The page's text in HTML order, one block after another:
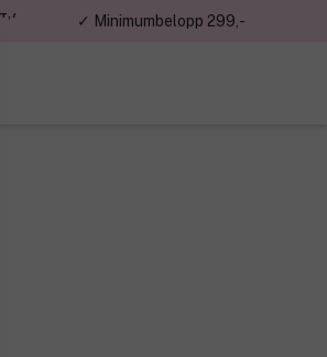
✓ Minimumbelopp 299,-